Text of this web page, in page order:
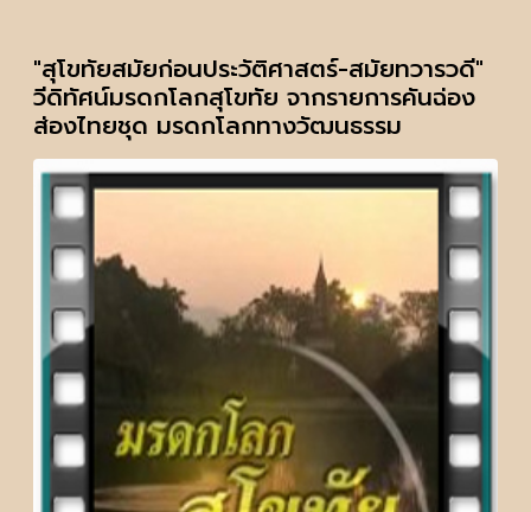
"สุโขทัยสมัยก่อนประวัติศาสตร์-สมัยทวารวดี"
วีดิทัศน์มรดกโลกสุโขทัย จากรายการคันฉ่อง
ส่องไทยชุด มรดกโลกทางวัฒนธรรม